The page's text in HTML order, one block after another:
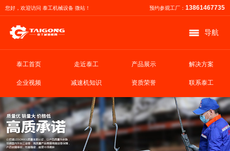
您好，欢迎访问 泰工机械设备 微站！ 预约参观工厂： 13861467735
导航
泰工首页 走近泰工 产品展示 解决方案
企业视频 减速机知识 资质荣誉 联系泰工